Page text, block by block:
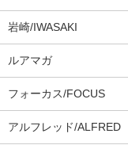
岩崎/IWASAKI
ルアマガ
フォーカス/FOCUS
アルフレッド/ALFRED